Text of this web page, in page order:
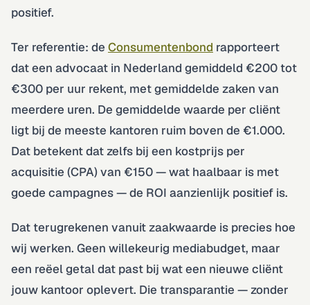
positief.
Ter referentie: de Consumentenbond rapporteert
dat een advocaat in Nederland gemiddeld €200 tot
€300 per uur rekent, met gemiddelde zaken van
meerdere uren. De gemiddelde waarde per cliënt
ligt bij de meeste kantoren ruim boven de €1.000.
Dat betekent dat zelfs bij een kostprijs per
acquisitie (CPA) van €150 — wat haalbaar is met
goede campagnes — de ROI aanzienlijk positief is.
Dat terugrekenen vanuit zaakwaarde is precies hoe
wij werken. Geen willekeurig mediabudget, maar
een reëel getal dat past bij wat een nieuwe cliënt
jouw kantoor oplevert. Die transparantie — zonder